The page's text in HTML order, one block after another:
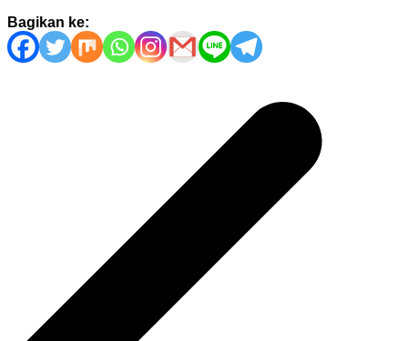
Bagikan ke: